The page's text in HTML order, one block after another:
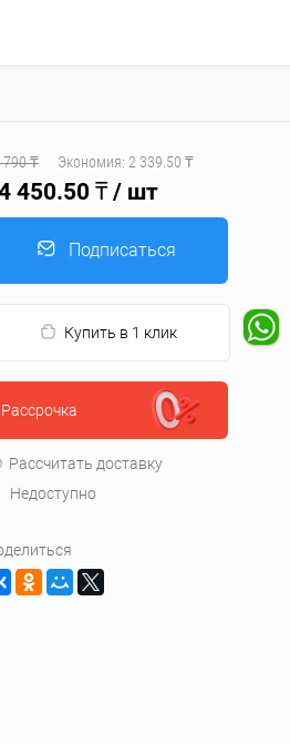
790 ₸ Экономия: 2 339.50 ₸
450.50 ₸ / шт
Подписаться
Купить в 1 клик
Рассрочка
Рассчитать доставку
Недоступно